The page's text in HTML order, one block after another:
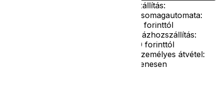
Szállítás:
- Csomagautomata:
1190 forinttól
- Házhozszállítás:
2190 forinttól
- Személyes átvétel:
ingyenesen